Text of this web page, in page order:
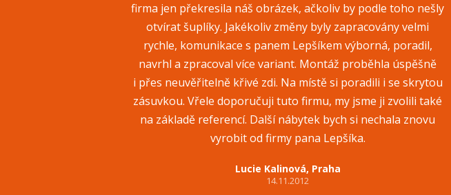
firma jen překresila náš obrázek, ačkoliv by podle toho nešly
otvírat šuplíky. Jakékoliv změny byly zapracovány velmi
rychle, komunikace s panem Lepšíkem výborná, poradil,
navrhl a zpracoval více variant. Montáž proběhla úspěšně
i přes neuvěřitelně křivé zdi. Na místě si poradili i se skrytou
zásuvkou. Vřele doporučuji tuto firmu, my jsme ji zvolili také
na základě referencí. Další nábytek bych si nechala znovu
vyrobit od firmy pana Lepšíka.
Lucie Kalinová, Praha
14.11.2012